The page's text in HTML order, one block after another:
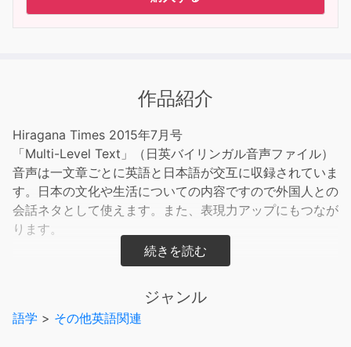
作品紹介
Hiragana Times 2015年7月号
「Multi-Level Text」（日英バイリンガル音声ファイル）
音声は一文章ごとに英語と日本語が交互に収録されていま
す。日本の文化や生活についての内容ですので外国人との
会話ネタとして使えます。また、表現力アップにもつなが
ります。
我が家のお宝はいくらで売れる？
ジャンル
語学 > その他英語関連